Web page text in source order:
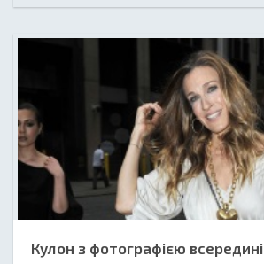
Кулон з фотографією всередині